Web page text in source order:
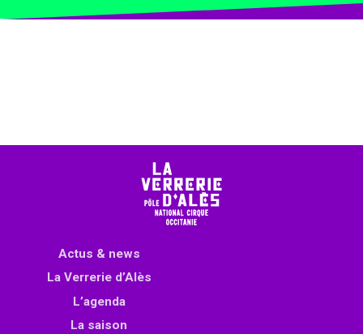
Actus & news
La Verrerie d’Alès
L’agenda
La saison